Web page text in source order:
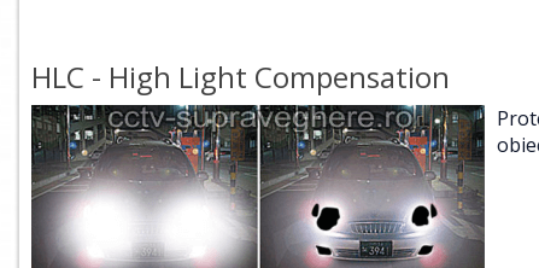
HLC - High Light Compensation